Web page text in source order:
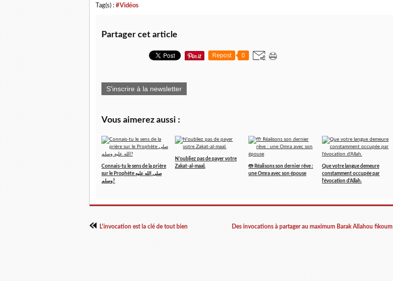
Tag(s) : #Vidéos
Partager cet article
Repost 0
S'inscrire à la newsletter
Vous aimerez aussi :
Connais-tu le sens de la prière
sur le Prophète صلى الله عليه
وسلم?
N'oubliez pas de payer votre
Zakat-al-maal.
🤲 Réalisons son dernier rêve :
une Omra avec son épouse
Que votre langue demeure
constamment occupée par
l'évocation d'Allah.
L'invocation est la clé de tout bien Des invocations à partager au maximum Barak Allahou fikoum